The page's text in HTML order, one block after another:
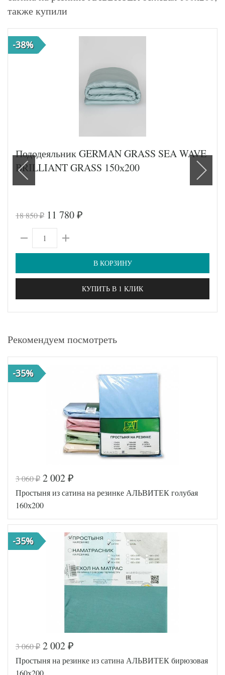
также купили
-38%
Пододеяльник GERMAN GRASS SEA WAVE
BRILLIANT GRASS 150х200
18 850₽ 11 780 ₽
В КОРЗИНУ
КУПИТЬ В 1 КЛИК
Рекомендуем посмотреть
-35%
Код товара
516-757
Артикул
AL460704
3 060₽ 2 002 ₽
Простыня из сатина на резинке АЛЬВИТЕК голубая
160х200
-35%
3 060₽ 2 002 ₽
Простыня на резинке из сатина АЛЬВИТЕК бирюзовая
160х200